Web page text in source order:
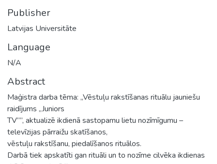
Publisher
Latvijas Universitāte
Language
N/A
Abstract
Maģistra darba tēma: „Vēstuļu rakstīšanas rituālu jauniešu
raidījums „Juniors
TV””, aktualizē ikdienā sastopamu lietu nozīmīgumu –
televīzijas pārraižu skatīšanos,
vēstuļu rakstīšanu, piedalīšanos rituālos.
Darbā tiek apskatīti gan rituāli un to nozīme cilvēka ikdienas